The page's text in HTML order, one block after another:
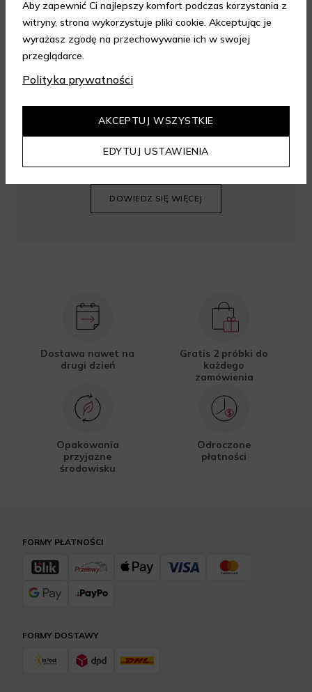
mile za zakupy w sklepie Aelia.
DOWIEDZ SIĘ WIĘCEJ
Dostawa nawet na
drugi dzień
Gratis 2 próbki do
każdego
zamówienia
Opakowania
przyjazne
środowisku
Odroczone
płatności
FORMY DOSTAWY
FORMY PŁATNOŚCI
Aby zapewnić Ci najlepszy komfort podczas korzystania z
witryny, strona wykorzystuje pliki cookie. Akceptując je
wyrażasz zgodę na przechowywanie ich w swojej
przeglądarce.
Polityka prywatności
EDYTUJ USTAWIENIA
AKCEPTUJ WSZYSTKIE